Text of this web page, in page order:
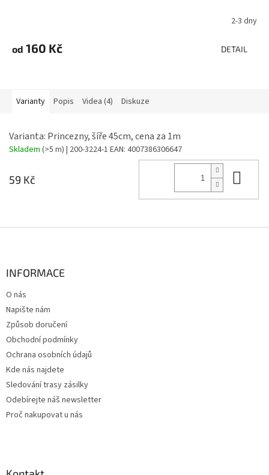
2-3 dny
od 160 Kč DETAIL
Varianty Popis Videa (4) Diskuze
Varianta: Princezny, šíře 45cm, cena za 1m
Skladem (>5 m) | 200-3224-1 EAN: 4007386306647
59 Kč
INFORMACE
O nás
Napište nám
Způsob doručení
Obchodní podmínky
Ochrana osobních údajů
Kde nás najdete
Sledování trasy zásilky
Odebírejte náš newsletter
Proč nakupovat u nás